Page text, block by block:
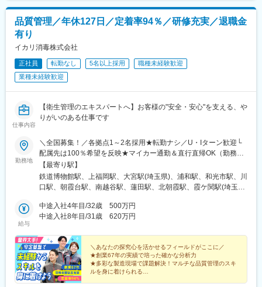
模原駅、鶴見駅、上大岡駅、桜木町駅、小田原駅、長津田駅、海
老名駅(相模線)、あざみ野駅、本厚木駅、新百合ケ丘駅、相模大野
神線)、京橋駅(大阪府)、堺筋本町駅、和泉府中駅、鶴橋駅、東梅
田駅、桜ノ宮駅、天王寺駅前駅、日本橋駅(大阪府)、大阪難波駅、
高槻駅、新今宮駅前駅、北野田駅、西梅田駅、森ノ宮駅、谷町六
丁目駅、新今宮駅、茨木駅、西大橋駅、都島駅、天下茶屋駅、淀
駅、長田駅(大阪府)、春田駅、覚王山駅、知立駅、近鉄名古屋駅、
金山駅(愛知県)、共和駅、伏見駅(愛知県)、豊橋駅、矢場町駅、藤
崎駅、大曽根駅、神宮前駅、豊田市駅、三郷駅(愛知県)、一社駅、
鳴海駅、池下駅、江南駅(愛知県)、岩塚駅、神領駅、桜山駅、刈谷
駅、西春駅、塩釜口駅、大元駅、岡山駅、中庄駅、東岡山駅、西
大寺駅、新倉敷駅、上島駅、浜松駅、曳馬駅、天竜川駅、助信
駅、八幡駅(静岡県)、企救丘駅、南小倉駅、香春口三萩野駅、折尾
府)、京阪山科駅、烏丸駅、郡山富田駅、郡山駅(福島県)、安積永
盛駅、須賀川駅、福島駅(福島県)、東山公園駅(鳥取県)、米子駅、
崎駅、山梨市駅、韮崎駅、酒折駅、東比恵駅、博多駅、西鉄福岡
駅、中洲川端駅、北長岡駅、越後湯沢駅、浦佐駅、燕三条駅、浜
の宮駅、加古川駅、桜島桟橋通駅、鹿児島駅、札幌駅、さっぽろ
駅、旭川四条駅、深川駅、三郷駅(埼玉県)、東新潟駅、新潟駅、亀
田駅、新津駅、豊栄駅、内野駅、西宮駅、西宮北口駅、芦屋駅(東
品質管理／年休127日／定着率94％／研修充実／退職金
有り
イカリ消毒株式会社
正社員 転勤なし 5名以上採用
職種未経験歓迎
業種未経験歓迎
仕事内容
【衛生管理のエキスパートへ】お客様の"安全・安心"を支える、や
りがいのある仕事です
勤務地
＼全国募集！／各拠点1～2名採用★転勤ナシ／U・Iターン歓迎└
配属先は100％希望を反映★マイカー通勤＆直行直帰OK（勤務地
や現場による）＼積極採用エリア／【北海道】北海道／旭川市、
北見市、釧路市【東北】宮城県／仙台市【関東】茨城県／つくば
市 東京都／江東区、町田市、武蔵村山市 埼玉県
伊勢原市 山梨県／中央市【東海】岐阜県／羽島
市 愛知県／名古屋市、知立市 三重県／四日市市
市 大阪府／東大阪市 兵庫県／加古川市、神戸
市、西宮市【中国】鳥取県／米子市 岡山県／岡山市【四
国】徳島県／徳島市 広島県／福山市【九州】福岡県／福
岡市 熊本県／熊本市 鹿児島県／鹿児島市※詳しい
所在地は当社HPをご覧ください。
【最寄り駅】
鉄道博物館駅、上福岡駅、大宮駅(埼玉県)、浦和駅、和光市駅、川
口駅、朝霞台駅、南越谷駅、蓮田駅、北朝霞駅、霞ケ関駅(埼玉
心駅、武蔵浦和駅、所沢駅、北浦和駅、志木駅、草加駅、上尾
駅、東川口駅、谷塚駅、朝霞駅、春日部駅、戸田公園駅、東大宮
駅、せんげん台駅、与野駅、熊谷駅、本川越駅、新所沢駅、越谷
駅、代々木駅、新宿駅、渋谷駅、池袋駅、四ツ谷駅、大手町駅(東
京都)、新秋津駅、品川駅、市ケ谷駅、石神井公園駅、馬喰町駅、
京成金町駅、北千住駅、分倍河原駅、汐留駅、秋葉原駅、高田馬
場駅、立川駅、小竹向原駅、下北沢駅、上野駅、大塚駅前駅、井
給与
中途入社4年目/32歳 500万円
中途入社8年目/31歳 620万円
＼あなたの探究心を活かせるフィールドがここに／
★創業67年の実績で培った確かな分析力
★多彩な製造現場で課題解決！マルチな品質管理のスキ
ルを身に着けられる